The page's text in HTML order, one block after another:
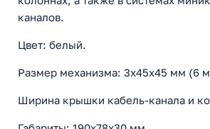
каналов.
Цвет: белый.
Размер механизма: 3х45х45 мм (6
Ширина крышки кабель-канала и